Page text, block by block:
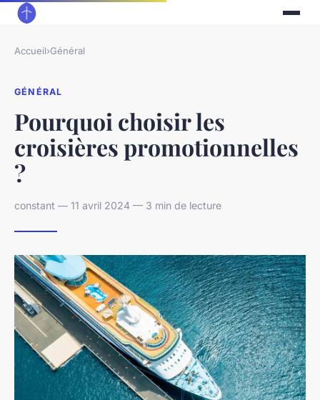
Accueil›Général
GÉNÉRAL
Pourquoi choisir les
croisières promotionnelles
?
constant — 11 avril 2024 — 3 min de lecture